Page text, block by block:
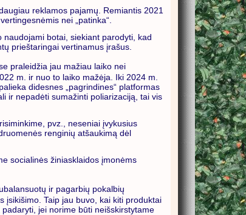
reklamos pajamų. Remiantis 2021
nei „patinka“.
botai, siekiant parodyti, kad
prieštaringai vertinamus įrašus.
praleidžia jau mažiau laiko nei
m. ir nuo to laiko mažėja. Iki 2024 m.
didesnes „pagrindines“ platformas
ir nepadėti sumažinti poliarizaciją, tai vis
pvz., neseniai įvykusius
renginių atšaukimą dėl
socialinės žiniasklaidos įmonėms
ir pagarbių pokalbių
įsikišimo. Taip jau buvo, kai kiti produktai
jei norime būti neišskirstytame